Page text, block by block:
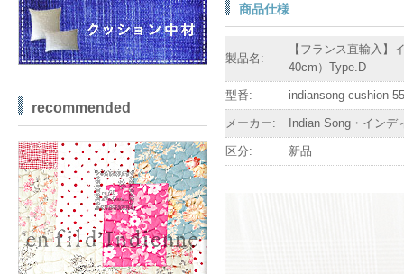
商品仕様
製品名:
【フランス直輸入】
40cm）Type.D
型番: indiansong-cushion-
メーカー: Indian Song・インデ
区分: 新品
recommended